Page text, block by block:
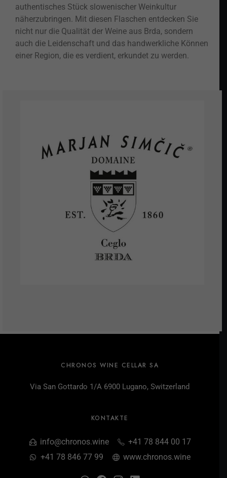
authentisches Stück slowenischer Weinkultur
näherzubringen. Mit diesen Flaschen entdecken Sie
nicht nur die Qualität der Weine aus Brda, sondern
auch die Leidenschaft und das handwerkliche Können
einer Region, die es verdient, erkundet zu werden.
CHRONOS WINE CELLAR SA
Via San Gottardo 1/A 6900 Lugano, Switzerland
KONTAKTE
info@chronos.wine
+41 78 844 00 17
+41 78 846 77 99
www.chronos.wine